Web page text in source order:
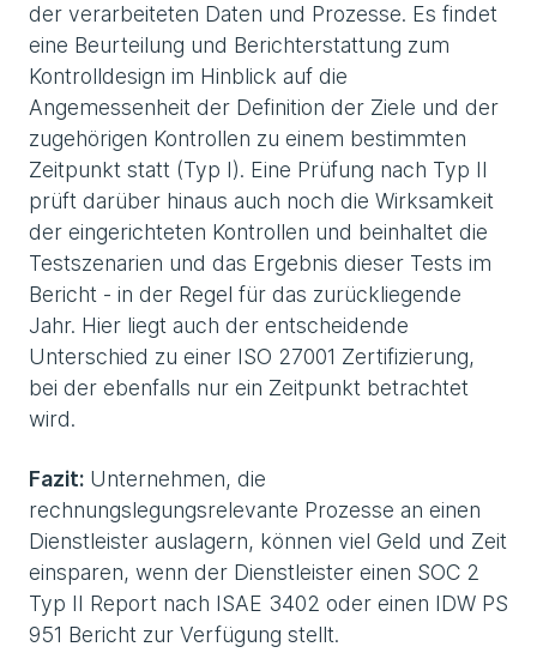
der verarbeiteten Daten und Prozesse. Es findet
eine Beurteilung und Berichterstattung zum
Kontrolldesign im Hinblick auf die
Angemessenheit der Definition der Ziele und der
zugehörigen Kontrollen zu einem bestimmten
Zeitpunkt statt (Typ I). Eine Prüfung nach Typ II
prüft darüber hinaus auch noch die Wirksamkeit
der eingerichteten Kontrollen und beinhaltet die
Testszenarien und das Ergebnis dieser Tests im
Bericht - in der Regel für das zurückliegende
Jahr. Hier liegt auch der entscheidende
Unterschied zu einer ISO 27001 Zertifizierung,
bei der ebenfalls nur ein Zeitpunkt betrachtet
wird.
Fazit: Unternehmen, die
rechnungslegungsrelevante Prozesse an einen
Dienstleister auslagern, können viel Geld und Zeit
einsparen, wenn der Dienstleister einen SOC 2
Typ II Report nach ISAE 3402 oder einen IDW PS
951 Bericht zur Verfügung stellt.